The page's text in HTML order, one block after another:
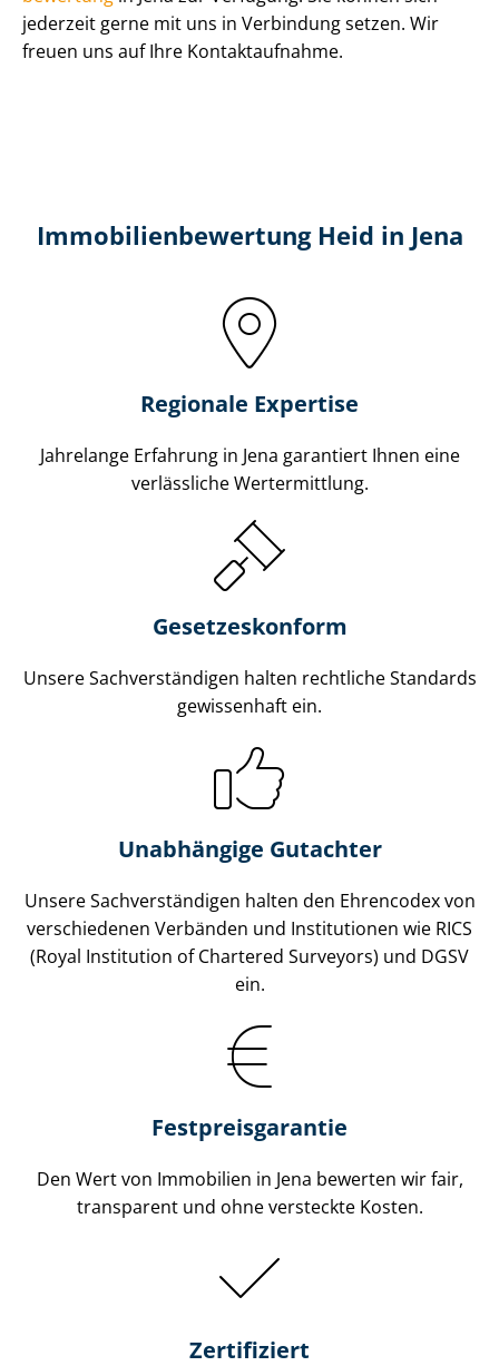
jederzeit gerne mit uns in Verbindung setzen. Wir
freuen uns auf Ihre Kontaktaufnahme.
Immobilien­bewertung Heid in Jena
Regionale Expertise
Jahrelange Erfahrung in Jena garantiert Ihnen eine
verlässliche Wertermittlung.
Gesetzes­konform
Unsere Sach­ver­stän­di­gen halten rechtliche Standards
gewissenhaft ein.
Unabhängige Gutachter
Unsere Sach­ver­stän­di­gen halten den Ehrencodex von
verschiedenen Verbänden und Institutionen wie RICS
(Royal Institution of Chartered Surveyors) und DGSV
ein.
Festpreis​garantie
Den Wert von Immobilien in Jena bewerten wir fair,
transparent und ohne versteckte Kosten.
Zertifiziert